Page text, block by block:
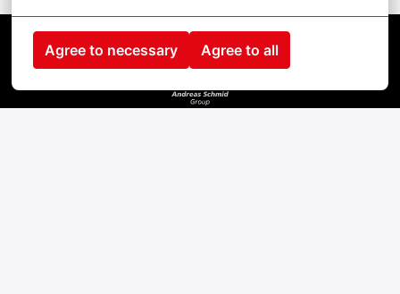
Agree to necessary Agree to all
Pagina de pornire